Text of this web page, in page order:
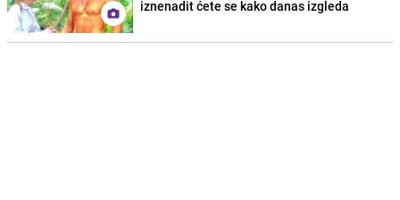
iznenadit ćete se kako danas izgleda